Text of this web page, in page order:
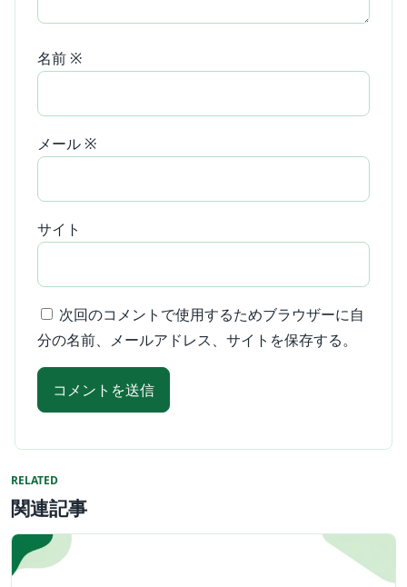
名前 ※
メール ※
サイト
次回のコメントで使用するためブラウザーに自
分の名前、メールアドレス、サイトを保存する。
RELATED
関連記事